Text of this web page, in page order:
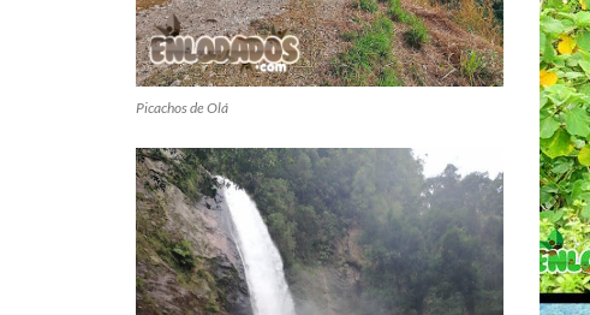
Picachos de Olá